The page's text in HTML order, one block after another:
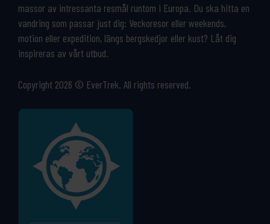
massor av intressanta resmål runtom i Europa. Du ska hitta en
vandring som passar just dig: Veckoresor eller weekends,
motion eller expedition, längs bergskedjor eller kust? Låt dig
inspireras av vårt utbud.
Copyright 2026 © EverTrek. All rights reserved.